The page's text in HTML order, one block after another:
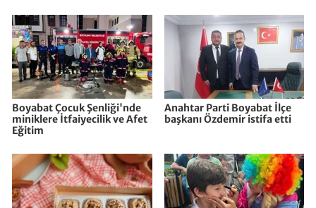
Boyabat Çocuk Şenliği'nde
miniklere İtfaiyecilik ve Afet
Eğitim
Anahtar Parti Boyabat İlçe
başkanı Özdemir istifa etti